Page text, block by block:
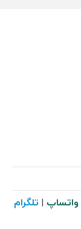
واتساپ | تلگرام